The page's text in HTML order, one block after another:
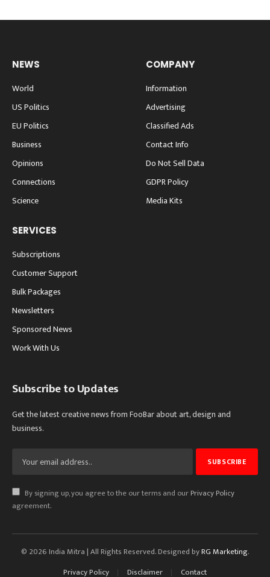
NEWS
World
US Politics
EU Politics
Business
Opinions
Connections
Science
COMPANY
Information
Advertising
Classified Ads
Contact Info
Do Not Sell Data
GDPR Policy
Media Kits
SERVICES
Subscriptions
Customer Support
Bulk Packages
Newsletters
Sponsored News
Work With Us
Subscribe to Updates
Get the latest creative news from FooBar about art, design and
business.
By signing up, you agree to the our terms and ourPrivacy Policy
agreement.
© 2026 India Mitra | All Rights Reserved. Designed byRG Marketing.
Privacy Policy
Disclaimer Contact